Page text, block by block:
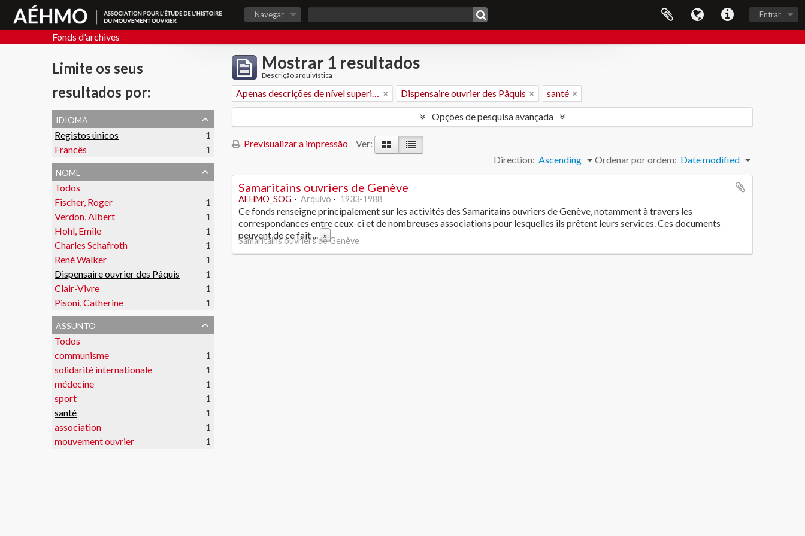
Entrar
Navegar
Fonds d'archives
Limite os seus
resultados por:
idioma
Registos únicos
1
Francês
1
nome
Todos
Fischer, Roger
1
Verdon, Albert
1
Hohl, Emile
1
Charles Schafroth
1
René Walker
1
Dispensaire ouvrier des Pâquis
1
Clair-Vivre
1
Pisoni, Catherine
1
assunto
Todos
communisme
1
solidarité internationale
1
médecine
1
sport
1
santé
1
association
1
mouvement ouvrier
1
Mostrar 1 resultados
Descrição arquivística
Apenas descrições de nível superior Dispensaire ouvrier des Pâquis santé
Opções de pesquisa avançada
Previsualizar a impressão
Ver:
Ordenar por ordem: Date modified
Direction: Ascending
Samaritains ouvriers de Genève
AEHMO_SOG Arquivo 1933-1988
Ce fonds renseigne principalement sur les activités des Samaritains ouvriers de Genève, notamment à travers les
correspondances entre ceux-ci et de nombreuses associations pour lesquelles ils prêtent leurs services. Ces documents
peuvent de ce fait... »
Samaritains ouvriers de Genève